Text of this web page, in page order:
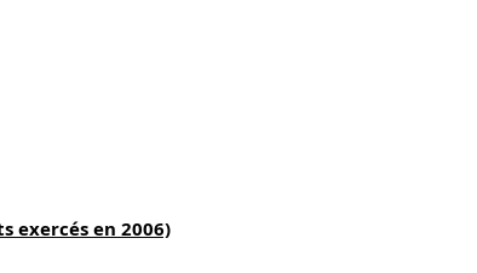
exercés en 2006)